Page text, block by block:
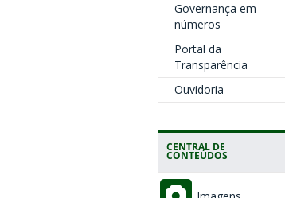
Governança em
números
Portal da
Transparência
Ouvidoria
CENTRAL DE
CONTEÚDOS